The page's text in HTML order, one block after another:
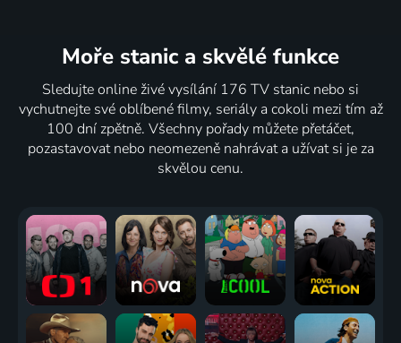
Moře stanic a skvělé funkce
Sledujte online živé vysílání 176 TV stanic nebo si
vychutnejte své oblíbené filmy, seriály a cokoli mezi tím až
100 dní zpětně. Všechny pořady můžete přetáčet,
pozastavovat nebo neomezeně nahrávat a užívat si je za
skvělou cenu.